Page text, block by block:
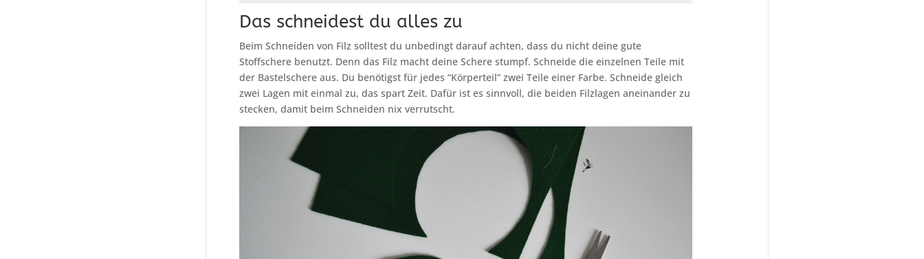
Das schneidest du alles zu
Beim Schneiden von Filz solltest du unbedingt darauf achten, dass du nicht deine gute
Stoffschere benutzt. Denn das Filz macht deine Schere stumpf. Schneide die einzelnen Teile mit
der Bastelschere aus. Du benötigst für jedes “Körperteil” zwei Teile einer Farbe. Schneide gleich
zwei Lagen mit einmal zu, das spart Zeit. Dafür ist es sinnvoll, die beiden Filzlagen aneinander zu
stecken, damit beim Schneiden nix verrutscht.